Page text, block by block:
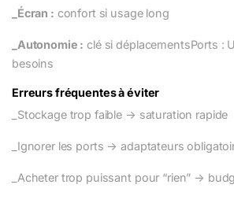
_Écran : confort si usage long
_Autonomie : clé si déplacementsPorts :
besoins
Erreurs fréquentes à éviter
_Stockage trop faible → saturation rapide
_Ignorer les ports → adaptateurs
_Acheter trop puissant pour “rien” →